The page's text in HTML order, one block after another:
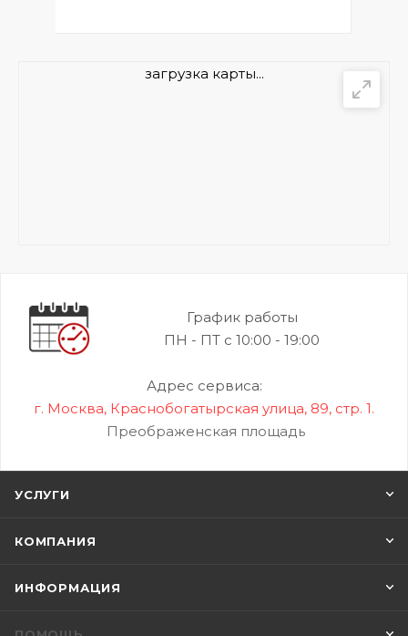
загрузка карты...
График работы
ПН - ПТ с 10:00 - 19:00
Адрес сервиса:
г. Москва, Краснобогатырская улица, 89, стр. 1.
Преображенская площадь
УСЛУГИ
КОМПАНИЯ
ИНФОРМАЦИЯ